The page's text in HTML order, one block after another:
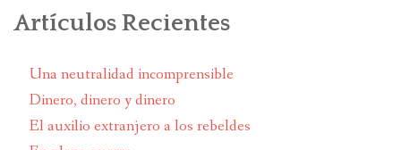
Artículos Recientes
Una neutralidad incomprensible
Dinero, dinero y dinero
El auxilio extranjero a los rebeldes